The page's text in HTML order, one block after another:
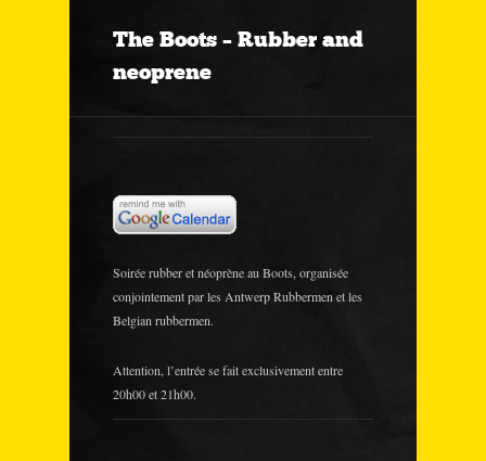
The Boots – Rubber and
neoprene
Soirée rubber et néoprène au Boots, organisée
conjointement par les Antwerp Rubbermen et les
Belgian rubbermen.
Attention, l’entrée se fait exclusivement entre
20h00 et 21h00.